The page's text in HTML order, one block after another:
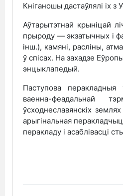
Кніганошы дастаўлялі іх з
Аўтарытэтнай крыніцай
прыроду — экзатычных і
інш.), камяні, расліны,
ў спісах. На захадзе
энцыклапедый.
Паступова перакладныя
ваенна-феадальнай
ўсходнеславянскіх
арыгінальная
перакладу і асаблівасці